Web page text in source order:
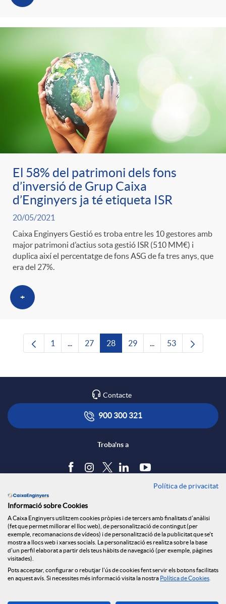
El 58% del patrimoni dels fons
d’inversió de Grup Caixa
d’Enginyers ja té etiqueta ISR
20/05/2021
Caixa Enginyers Gestió es troba entre les 10 gestores amb
major patrimoni d’actius sota gestió ISR (510 MM€) i
duplica així el percentatge de fons ASG de fa tres anys, que
era del 27%.
+
Pàgina
1 ...Pàgines intermèdies Utilitzeu TAB per
Pàgina
27 Pàgina
28 Pàgina
29 ...Pàgines intermèdies
Pàgina
53
Contacte
900 300 321
Troba'ns a
Política de cookies
Avís legal
Seguretat Online
Canal denúncies
Política de privacitat
Informació sobre Cookies
A Caixa Enginyers utilitzem cookies pròpies i de tercers amb finalitats d'anàlisi
(fet que permet millorar el lloc web), de personalització de contingut (per
exemple, recomanacions de vídeos) i de personalització de la publicitat que se't
mostra a llocs web i xarxes socials. La personalització es realitza sobre la base
d'un perfil elaborat a partir dels teus hàbits de navegació (per exemple, pàgines
visitades).
Pots acceptar, configurar o rebutjar l'ús de cookies fent servir els botons facilitats
en aquest avís. Si necessites més informació visita la nostra Política de Cookies